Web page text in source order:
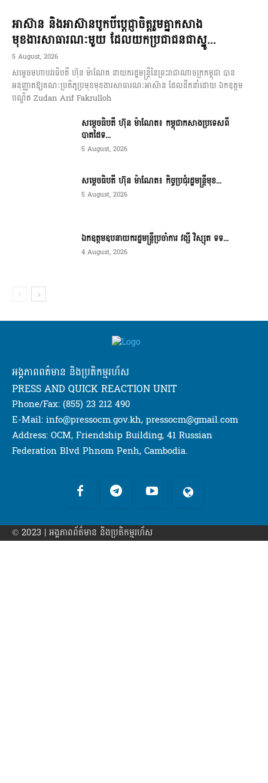
អាស៊ាន និងអាស៊ានបូកបីប្តេជ្ញាចិត្តរួមគ្នាកសាង
មុខងារសាធារណៈមួយ ដែលយកប្រជាជនជាស្នូ...
5 August, 2026
សម្តេចមហាបវរធិបតី ហ៊ុន ម៉ាណែត នាយករដ្ឋមន្ត្រីនៃព្រះរាជាណាចក្រកម្ពុជា បាន
អនុញ្ញាតឱ្យគណៈប្រតិភូប្រមុខមុខងារសាធារណៈអាស៊ាន ដែលដឹកនាំដោយ ឯកឧត្តម
បណ្ឌិត Zudan Arif Fakrulloh
សម្ដេចធិបតី ហ៊ុន ម៉ាណែត៖ កម្ពុជាកសាងប្រទេសពី
បាតដៃទ...
5 August, 2026
សម្ដេចធិបតី ហ៊ុន ម៉ាណែត៖ កិច្ចប្រជុំរដ្ឋមន្ត្រីមុខ...
5 August, 2026
ឯកឧត្តមឧបនាយករដ្ឋមន្ត្រីប្រចាំការ វង្សី វិស្សុត ទទ...
4 August, 2026
អង្គភាពពត៌មាន និងប្រតិកម្មរហ័ស
PRESS AND QUICK REACTION UNIT
Phone/Fax: (855) 23 212 490
E-Mail: info@pressocm.gov.kh, pressocm@gmail.com
Address: OCM, Friendship Building, 41 Russian
Federation Blvd Phnom Penh, Cambodia.
© 2023 | អង្គភាព​ព័ត៌មាន​ និងប្រតិកម្មរហ័ស